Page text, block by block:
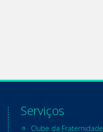
Serviços
Clube da Fraternidade